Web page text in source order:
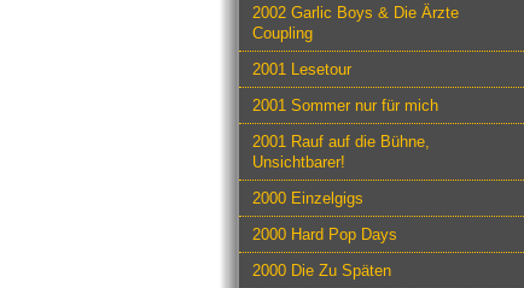
2002 Garlic Boys & Die Ärzte
Coupling
2001 Lesetour
2001 Sommer nur für mich
2001 Rauf auf die Bühne,
Unsichtbarer!
2000 Einzelgigs
2000 Hard Pop Days
2000 Die Zu Späten